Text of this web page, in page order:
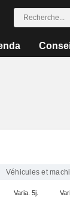
Véhicules et
Varia. 5j.